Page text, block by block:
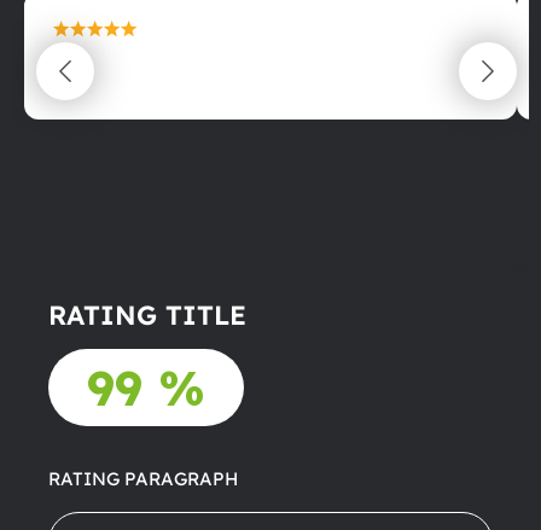
maximální spokojenost
22.06.2025
RATING TITLE
99 %
RATING PARAGRAPH